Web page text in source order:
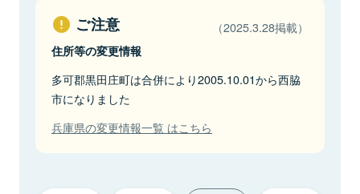
ご注意 （2025.3.28掲載）
住所等の変更情報
多可郡黒田庄町は合併により2005.10.01から西脇
市になりました
兵庫県の変更情報一覧 はこちら